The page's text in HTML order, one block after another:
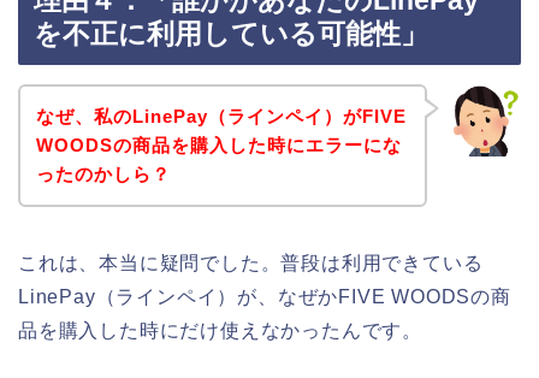
を不正に利用している可能性」
なぜ、私のLinePay（ラインペイ）がFIVE
WOODSの商品を購入した時にエラーにな
ったのかしら？
これは、本当に疑問でした。普段は利用できている
LinePay（ラインペイ）が、なぜかFIVE WOODSの商
品を購入した時にだけ使えなかったんです。